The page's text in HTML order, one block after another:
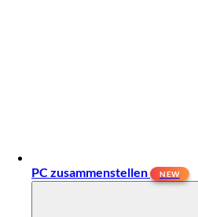
PC zusammenstellen NEW